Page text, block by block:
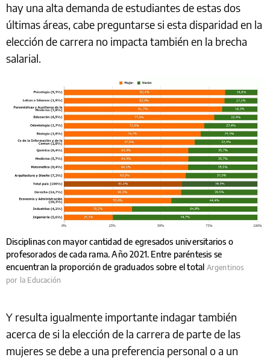
hay una alta demanda de estudiantes de estas dos
últimas áreas, cabe preguntarse si esta disparidad en la
elección de carrera no impacta también en la brecha
salarial.
Disciplinas con mayor cantidad de egresados universitarios o
profesorados de cada rama. Año 2021. Entre paréntesis se
encuentran la proporción de graduados sobre el total Argentinos
por la Educación
Y resulta igualmente importante indagar también
acerca de si la elección de la carrera de parte de las
mujeres se debe a una preferencia personal o a un